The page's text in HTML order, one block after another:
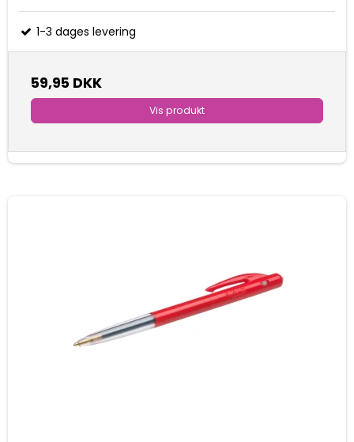
1-3 dages levering
59,95 DKK
Vis produkt